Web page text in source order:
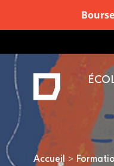
Vous êtes ici
Accueil